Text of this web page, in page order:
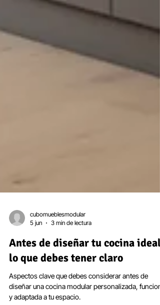
5 jun
3 min de lectura
Antes de diseñar tu cocina ideal:
lo que debes tener claro
Aspectos clave que debes considerar antes de